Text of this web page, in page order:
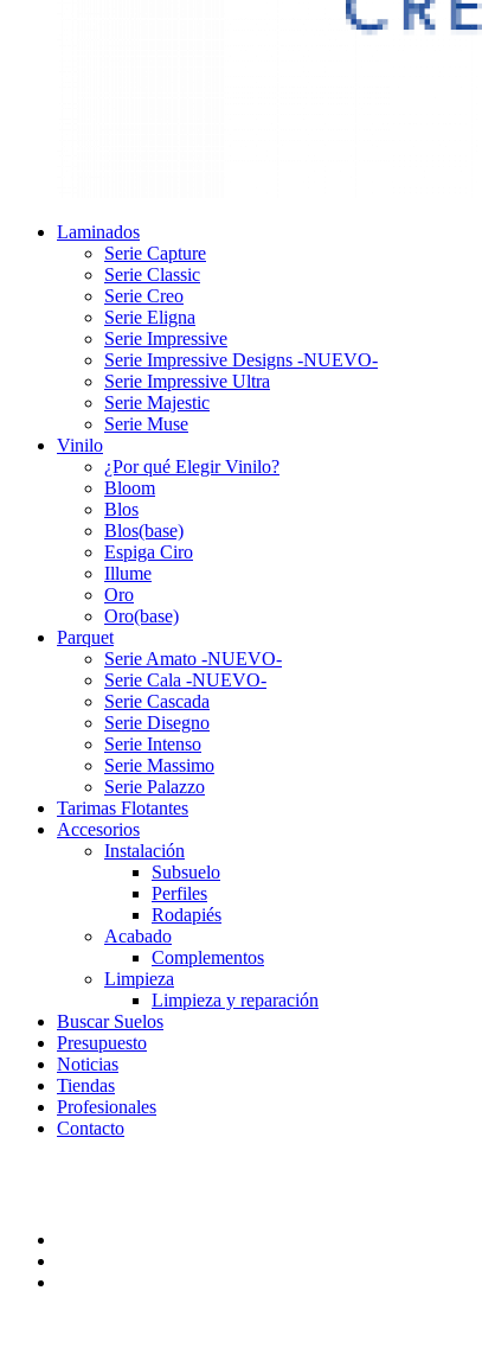
Laminados
Serie Capture
Serie Classic
Serie Creo
Serie Eligna
Serie Impressive
Serie Impressive Designs -NUEVO-
Serie Impressive Ultra
Serie Majestic
Serie Muse
Vinilo
¿Por qué Elegir Vinilo?
Bloom
Blos
Blos(base)
Espiga Ciro
Illume
Oro
Oro(base)
Parquet
Serie Amato -NUEVO-
Serie Cala -NUEVO-
Serie Cascada
Serie Disegno
Serie Intenso
Serie Massimo
Serie Palazzo
Tarimas Flotantes
Accesorios
Instalación
Subsuelo
Perfiles
Rodapiés
Acabado
Complementos
Limpieza
Limpieza y reparación
Buscar Suelos
Presupuesto
Noticias
Tiendas
Profesionales
Contacto